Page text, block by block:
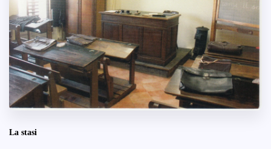
La stasi